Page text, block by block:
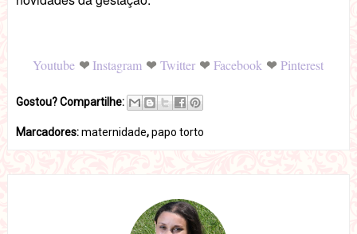
Youtube ❤ Instagram ❤Twitter ❤Facebook ❤ Pinterest
Gostou? Compartilhe:
Marcadores:maternidade,papo torto